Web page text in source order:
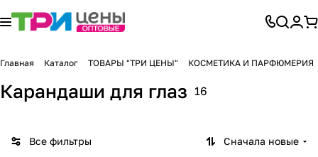
Главная Каталог ТОВАРЫ "ТРИ ЦЕНЫ" КОСМЕТИКА И ПАРФЮМЕРИЯ
Карандаши для глаз 16
Все фильтры Сначала новые